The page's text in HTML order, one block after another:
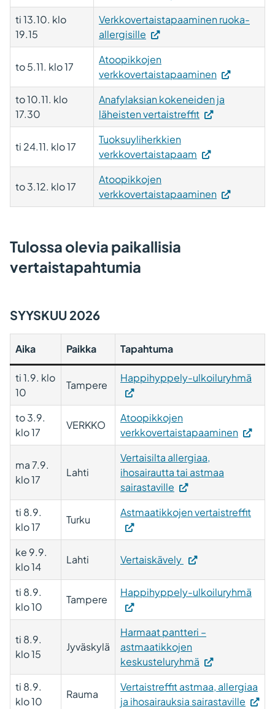
ti 13.10. klo
19.15
Verkkovertaistapaaminen ruoka-
allergisille
to 5.11. klo 17
Atoopikkojen
verkkovertaistapaaminen
to 10.11. klo
17.30
Anafylaksian kokeneiden ja
läheisten vertaistreffit
ti 24.11. klo 17
Tuoksuyliherkkien
verkkovertaistapaam
to 3.12. klo 17
Atoopikkojen
verkkovertaistapaaminen
Tulossa olevia paikallisia
vertaistapahtumia
SYYSKUU 2026
Aika Paikka Tapahtuma
ti 1.9. klo
10
Tampere
Happihyppely-ulkoiluryhmä
to 3.9.
klo 17
VERKKO
Atoopikkojen
verkkovertaistapaaminen
ma 7.9.
klo 17
Lahti
Vertaisilta allergiaa,
ihosairautta tai astmaa
sairastaville
ti 8.9.
klo 17
Turku
Astmaatikkojen vertaistreffit
ke 9.9.
klo 14
Lahti Vertaiskävely (Vieraile
sivustolla.
avautuu
uuteen
välilehteen.)
ti 8.9.
klo 10
Tampere
Happihyppely-ulkoiluryhmä
ti 8.9.
klo 15
Jyväskylä
Harmaat pantteri –
astmaatikkojen
keskusteluryhmä
ti 8.9.
klo 10
Rauma
Vertaistreffit astmaa, allergiaa
ja ihosairauksia sairastaville